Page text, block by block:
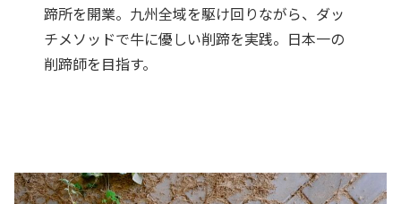
蹄所を開業。九州全域を駆け回りながら、ダッ
チメソッドで牛に優しい削蹄を実践。日本一の
削蹄師を目指す。